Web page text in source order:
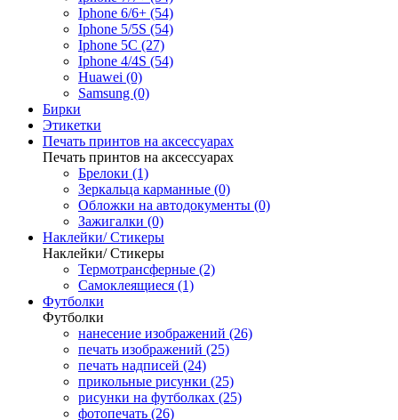
Iphone 6/6+ (54)
Iphone 5/5S (54)
Iphone 5C (27)
Iphone 4/4S (54)
Huawei (0)
Samsung (0)
Бирки
Этикетки
Печать принтов на аксессуарах
Печать принтов на аксессуарах
Брелоки (1)
Зеркальца карманные (0)
Обложки на автодокументы (0)
Зажигалки (0)
Наклейки/ Стикеры
Наклейки/ Стикеры
Термотрансферные (2)
Самоклеящиеся (1)
Футболки
Футболки
нанесение изображений (26)
печать изображений (25)
печать надписей (24)
прикольные рисунки (25)
рисунки на футболках (25)
фотопечать (26)